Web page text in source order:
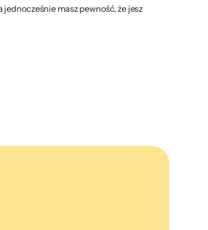
masz pewność, że jesz